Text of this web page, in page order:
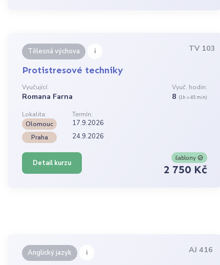
Tělesná výchova i TV 103
Protistresové techniky
Vyučující:
Romana Farna
Vyuč. hodin:
8 (1h = 45 min)
Lokalita:
Termín:
Olomouc
17.9.2026
Praha 24.9.2026
Detail kurzu
šablony
2 750 Kč
Anglický jazyk i AJ 416